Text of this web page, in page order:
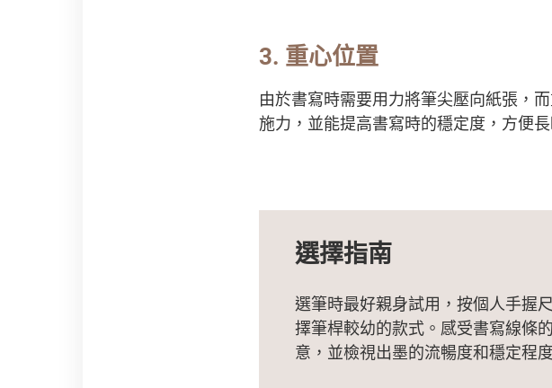
3. 重心位置
由於書寫時需要用力將筆尖壓向紙張，
施力，並能提高書寫時的穩定度，方便長
選擇指南
選筆時最好親身試用，按個人手握
擇筆桿較幼的款式。感受書寫線條
意，並檢視出墨的流暢度和穩定程